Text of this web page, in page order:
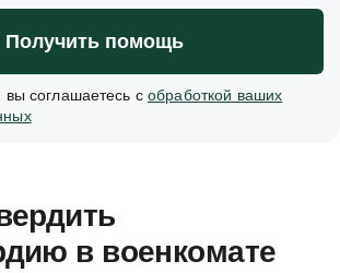
Получить помощь
вы соглашаетесь собработкой ваших
в военкомате